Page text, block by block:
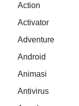
Action
Activator
Adventure
Android
Animasi
Antivirus